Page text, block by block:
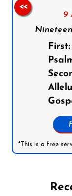
9
First:
*This is a free
<<